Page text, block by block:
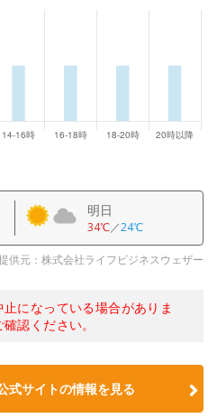
明日
34℃／24℃
供元：株式会社ライフビジネスウェザー
になっている場合がありま
認ください。
式サイトの情報を見る